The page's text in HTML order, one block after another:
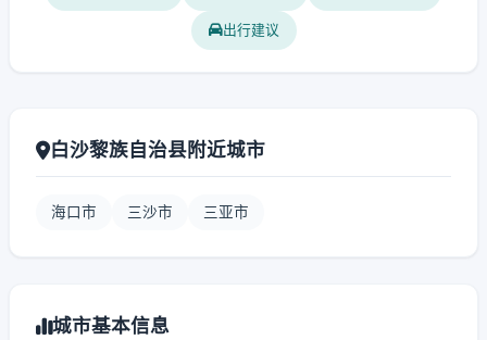
出行建议
白沙黎族自治县附近城市
海口市 三沙市 三亚市
城市基本信息